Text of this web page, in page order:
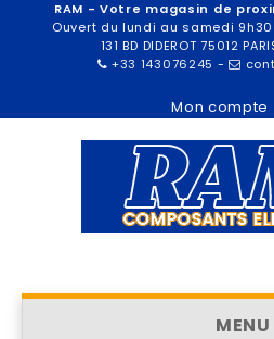
RAM - Votre magasin de
Ouvert du lundi au samedi 9h30
131 BD DIDEROT 75012
+33 143076245 -
Mon compte
MENU